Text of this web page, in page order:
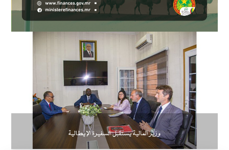
وزير المالية يستقبل السفيرة الإيطالية